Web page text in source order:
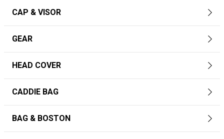
CAP & VISOR
GEAR
HEAD COVER
CADDIE BAG
BAG & BOSTON